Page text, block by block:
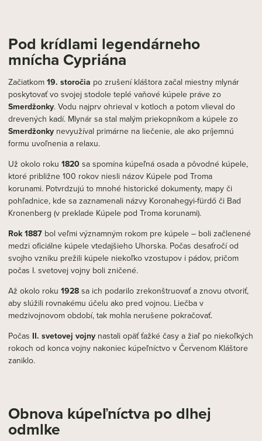
Pod krídlami legendárneho
mnícha Cypriána
Začiatkom 19. storočia po zrušení kláštora začal miestny mlynár
poskytovať vo svojej stodole teplé vaňové kúpele práve zo
Smerdžonky. Vodu najprv ohrieval v kotloch a potom vlieval do
drevených kadí. Mlynár sa stal malým priekopníkom a kúpele zo
Smerdžonky nevyužíval primárne na liečenie, ale ako príjemnú
formu uvoľnenia a relaxu.
Už okolo roku 1820 sa spomína kúpeľná osada a pôvodné kúpele,
ktoré približne 100 rokov niesli názov Kúpele pod Troma
korunami. Potvrdzujú to mnohé historické dokumenty, mapy či
pohľadnice, kde sa zaznamenali názvy Koronahegyi-fürdő či Bad
Kronenberg (v preklade Kúpele pod Troma korunami).
Rok 1887 bol veľmi významným rokom pre kúpele – boli začlenené
medzi oficiálne kúpele vtedajšieho Uhorska. Počas desaťročí od
svojho vzniku prežili kúpele niekoľko vzostupov i pádov, pričom
počas I. svetovej vojny boli zničené.
Až okolo roku 1928 sa ich podarilo zrekonštruovať a znovu otvoriť,
aby slúžili rovnakému účelu ako pred vojnou. Liečba v
medzivojnovom období, tak mohla nerušene pokračovať.
Počas II. svetovej vojny nastali opäť ťažké časy a žiaľ po niekoľkých
rokoch od konca vojny nakoniec kúpeľníctvo v Červenom Kláštore
zaniklo.
Obnova kúpeľníctva po dlhej
odmlke